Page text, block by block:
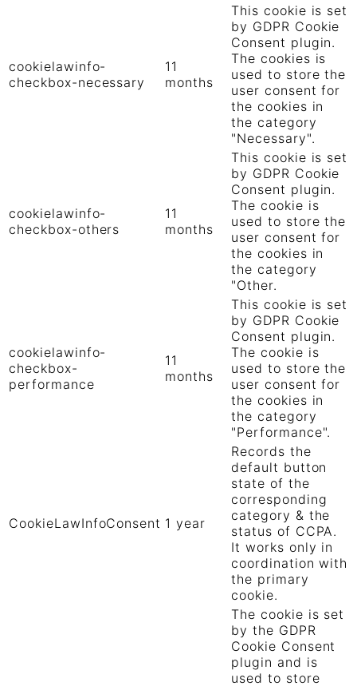
cookielawinfo-
checkbox-necessary
11
months
This cookie is set
by GDPR Cookie
Consent plugin.
The cookies is
used to store the
user consent for
the cookies in
the category
"Necessary".
cookielawinfo-
checkbox-others
11
months
This cookie is set
by GDPR Cookie
Consent plugin.
The cookie is
used to store the
user consent for
the cookies in
the category
"Other.
cookielawinfo-
checkbox-
performance
11
months
This cookie is set
by GDPR Cookie
Consent plugin.
The cookie is
used to store the
user consent for
the cookies in
the category
"Performance".
CookieLawInfoConsent 1 year
Records the
default button
state of the
corresponding
category & the
status of CCPA.
It works only in
coordination with
the primary
cookie.
The cookie is set
by the GDPR
Cookie Consent
plugin and is
used to store